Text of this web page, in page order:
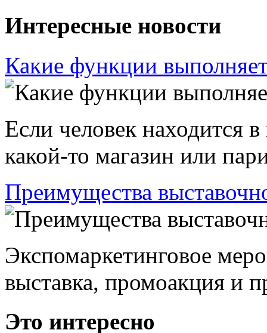
Интересные новости
Какие функции
Если человек находится
какой-то магазин или
Преимущества
Экспомаркетинговое
выставка, промоакция и
Это интересно